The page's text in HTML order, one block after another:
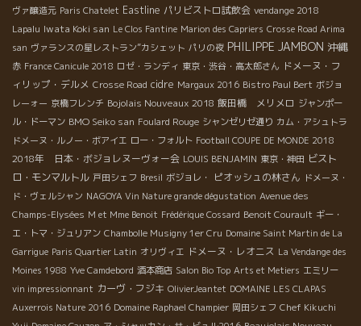
ヴァ醸造元 Paris Chatelet Eastline パリビストロ試飲会 vendange 2018
Lapalu Iwata Koki san Le Clos Fantine Marion des Capriers Crosse Road Arima
san ヴァランスの星レストラン”カシェット パリの夜 PHILIPPE JAMBON 沖縄
赤 France Canicule 2018 ロゼ・ランディ 東京・渋谷・高太郎さん ドメーヌ・フ
ィリップ・デルメ Crosse Road cidre Margaux 2016 Bistro Paul Bert ボジョ
レーォー 京橋フレンチ Bojolais Nouveaux 2018 飯田橋 メリメロ ジャンポー
ル・ドーマン BMO Seiko san Foulard Rouge シャンゼリゼ通り カム・アシュトラ
ドメーヌ・ルノー・ボアイエ ロー・フォルト Football COUPE DE MONDE 2018
2018年 日本・ボジョレヌーヴォー会 LOUIS BENJAMIN 東京・神田 ビスト
ロ・モンマルトル 戸田シェフ Bresil ボジョレ・ ピオッシュの林さん ドメーヌ・
ド・ヴェルシャン NAGOYA Vin Nature grande dégustation Avenue des
Champs-Elysées M et Mme Benoit Frédérique Cossard Benoit Courault ギー・
エ・トマ・ジュリアン Chambolle Musigny 1er Cru Domaine Saint Martin de La
Garrigue Paris Quartier Latin オリヴィエ ドメーヌ・レオニス La Vendange des
Moines 1988 Yve Camdebord 酒本商店 Salon Bio Top Arts et Metiers エミリー
vin impressionnant カーヴ・フジキ OlivierJeantet DOMAINE LES CLAPAS
Auxerrois Nature 2016 Domaine Raphael Champier 岡田シェフ Chef Kikuchi